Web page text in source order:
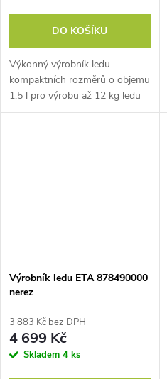
DO KOŠÍKU
Výkonný výrobník ledu
kompaktních rozměrů o objemu
1,5 l pro výrobu až 12 kg ledu
za den. Každých 9 minut
Výrobník ledu ETA 878490000
nerez
3 883 Kč bez DPH
4 699 Kč
Skladem 4 ks